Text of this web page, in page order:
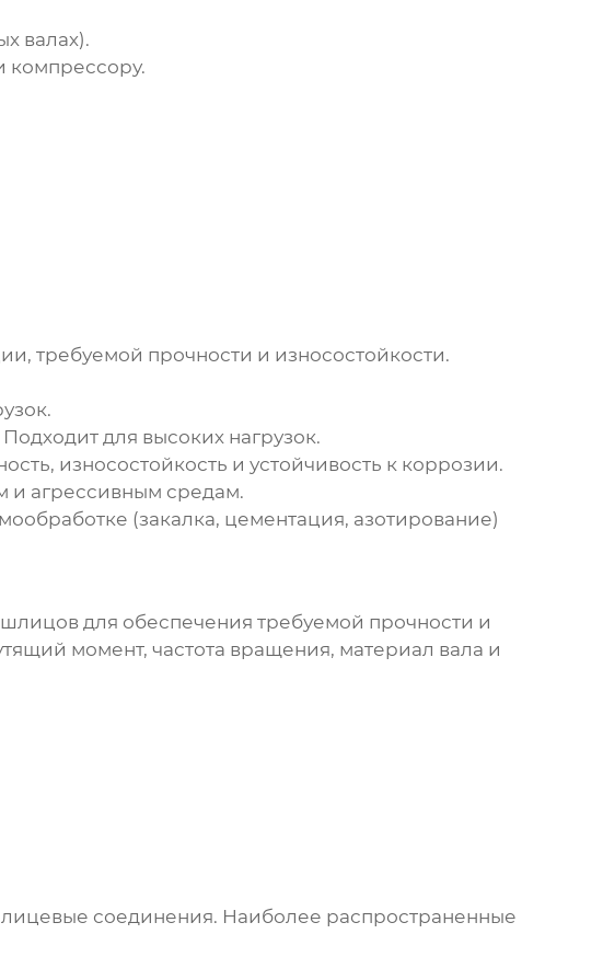
валах).
компрессору.
требуемой прочности и износостойкости.
для высоких нагрузок.
износостойкость и устойчивость к коррозии.
и агрессивным средам.
(закалка, цементация, азотирование)
для обеспечения требуемой прочности и
момент, частота вращения, материал вала и
соединения. Наиболее распространенные